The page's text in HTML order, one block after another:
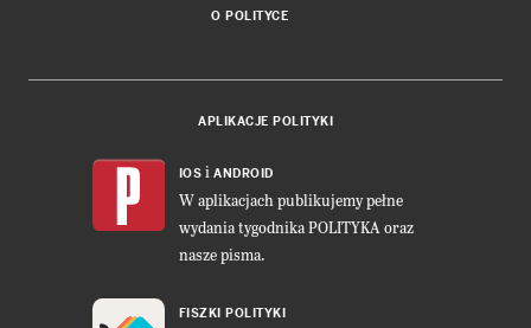
O POLITYCE
APLIKACJE POLITYKI
IOS i ANDROID
W aplikacjach publikujemy pełne
wydania tygodnika POLITYKA oraz
nasze pisma.
FISZKI POLITYKI